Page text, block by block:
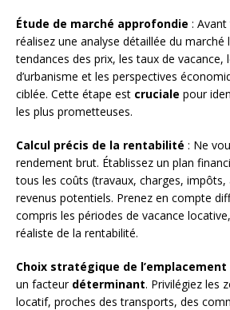
Étude de marché approfondie :
réalisez une analyse détaillée du marché
tendances des prix, les taux de vacance,
d’urbanisme et les perspectives
ciblée. Cette étape est cruciale pour
les plus prometteuses.
Calcul précis de la rentabilité : Ne
rendement brut. Établissez un plan
tous les coûts (travaux, charges, impôts,
revenus potentiels. Prenez en compte
compris les périodes de vacance
réaliste de la rentabilité.
Choix stratégique de l’emplacement
un facteur déterminant. Privilégiez les
locatif, proches des transports, des